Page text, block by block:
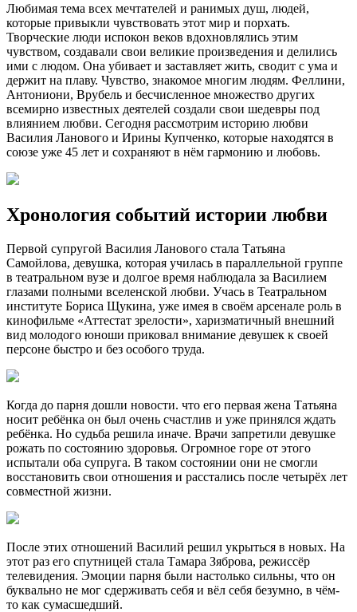
Любимая тема всех мечтателей и ранимых душ, людей,
которые привыкли чувствовать этот мир и порхать.
Творческие люди испокон веков вдохновлялись этим
чувством, создавали свои великие произведения и делились
ими с людом. Она убивает и заставляет жить, сводит с ума и
держит на плаву. Чувство, знакомое многим людям. Феллини,
Антониони, Врубель и бесчисленное множество других
всемирно известных деятелей создали свои шедевры под
влиянием любви. Сегодня рассмотрим историю любви
Василия Ланового и Ирины Купченко, которые находятся в
союзе уже 45 лет и сохраняют в нём гармонию и любовь.
Хронология событий истории любви
Первой супругой Василия Ланового стала Татьяна
Самойлова, девушка, которая училась в параллельной группе
в театральном вузе и долгое время наблюдала за Василием
глазами полными вселенской любви. Учась в Театральном
институте Бориса Щукина, уже имея в своём арсенале роль в
кинофильме «Аттестат зрелости», харизматичный внешний
вид молодого юноши приковал внимание девушек к своей
персоне быстро и без особого труда.
Когда до парня дошли новости. что его первая жена Татьяна
носит ребёнка он был очень счастлив и уже принялся ждать
ребёнка. Но судьба решила иначе. Врачи запретили девушке
рожать по состоянию здоровья. Огромное горе от этого
испытали оба супруга. В таком состоянии они не смогли
восстановить свои отношения и расстались после четырёх лет
совместной жизни.
После этих отношений Василий решил укрыться в новых. На
этот раз его спутницей стала Тамара Зяброва, режиссёр
телевидения. Эмоции парня были настолько сильны, что он
буквально не мог сдерживать себя и вёл себя безумно, в чём-
то как сумасшедший.